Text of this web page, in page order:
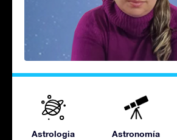
Astrologia Astronomía